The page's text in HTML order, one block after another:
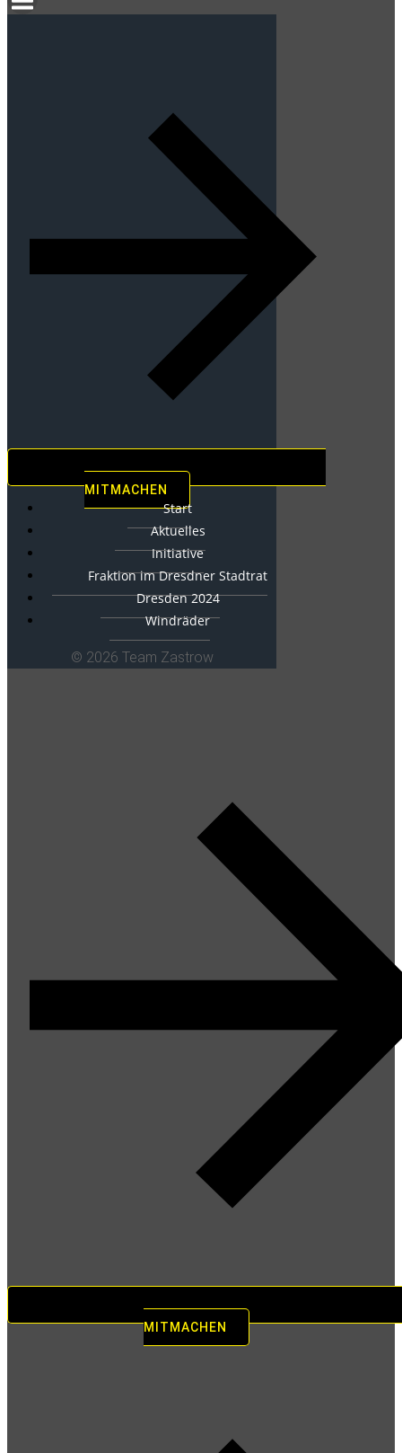
MITMACHEN
Start
Aktuelles
Initiative
Fraktion im Dresdner Stadtrat
Dresden 2024
Windräder
© 2026 Team Zastrow
MITMACHEN